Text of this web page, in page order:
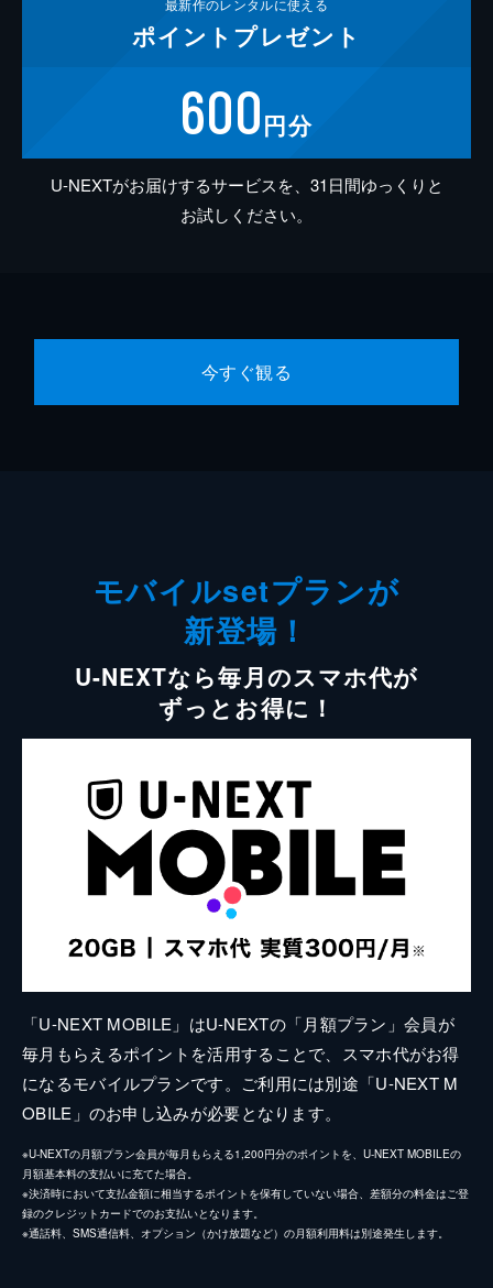
最新作のレンタルに使える
ポイント プレゼント
600円分
U-NEXTがお届けするサービスを、31日間ゆっくりと
お試しください。
今すぐ観る
モバイルsetプランが
新登場！
U-NEXTなら毎月のスマホ代が
ずっとお得に！
「U-NEXT MOBILE」はU-NEXTの「月額プラン」会員が
毎月もらえるポイントを活用することで、スマホ代がお得
になるモバイルプランです。ご利用には別途「U-NEXT M
OBILE」のお申し込みが必要となります。
※U-NEXTの月額プラン会員が毎月もらえる1,200円分のポイントを、U-NEXT MOBILEの
月額基本料の支払いに充てた場合。
※決済時において支払金額に相当するポイントを保有していない場合、差額分の料金はご登
録のクレジットカードでのお支払いとなります。
※通話料、SMS通信料、オプション（かけ放題など）の月額利用料は別途発生します。